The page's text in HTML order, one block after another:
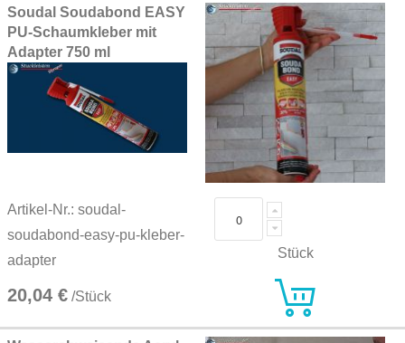
Soudal Soudabond EASY
PU-Schaumkleber mit
Adapter 750 ml
Artikel-Nr.: soudal-
soudabond-easy-pu-kleber-
adapter
20,04 € /Stück
Stück